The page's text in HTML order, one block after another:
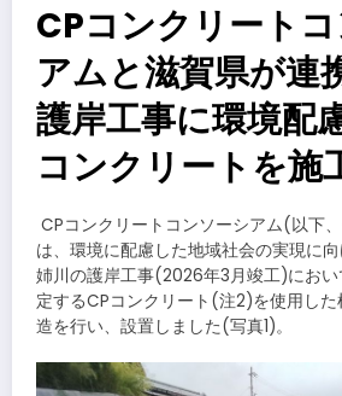
CPコンクリート
アムと滋賀県が連
護岸工事に環境配
コンクリートを施
​CPコンクリートコンソーシアム(以下
は、環境に配慮した地域社会の実現に
姉川の護岸工事(2026年3月竣工)にお
定するCPコンクリート(注2)を使用し
造を行い、設置しました(写真1)。